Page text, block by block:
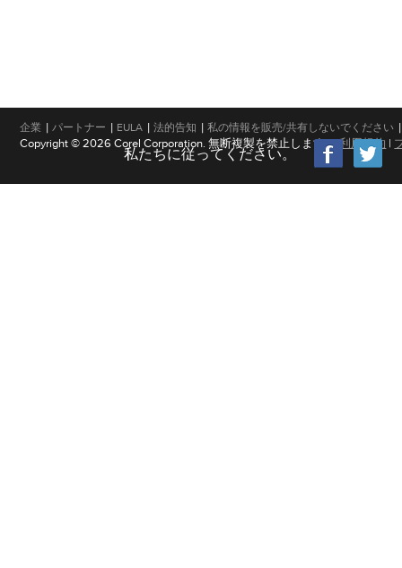
企業 | パートナー | EULA | 法的告知 | 私の情報を販売/共有しないでください |
Copyright © 2026 Corel Corporation. 無断複製を禁止します。利用規約 |
私たちに従ってください。